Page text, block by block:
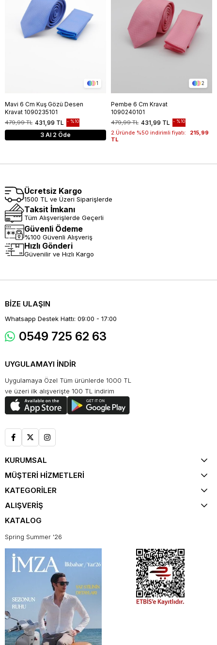
1
Mavi 6 Cm Kuş Gözü Desen
Kravat 1090235101
431,99 TL
479,99 TL %10
3 Al 2 Öde
2
Pembe 6 Cm Kravat
1090240101
431,99 TL
479,99 TL %10
2.Üründe %50 indirimli fiyatı:
215,99
TL
Ücretsiz Kargo
1500 TL ve Üzeri Siparişlerde
Taksit İmkanı
Tüm Alışverişlerde Geçerli
Güvenli Ödeme
%100 Güvenli Alışveriş
Hızlı Gönderi
Güvenilir ve Hızlı Kargo
BİZE ULAŞIN
Whatsapp Destek Hattı: 09:00 - 17:00
0549 725 62 63
UYGULAMAYI İNDİR
Uygulamaya Özel Tüm ürünlerde 1000 TL
ve üzeri ilk alışverişte 100 TL indirim
KURUMSAL
MÜŞTERİ HİZMETLERİ
KATEGORİLER
ALIŞVERİŞ
KATALOG
Spring Summer '26